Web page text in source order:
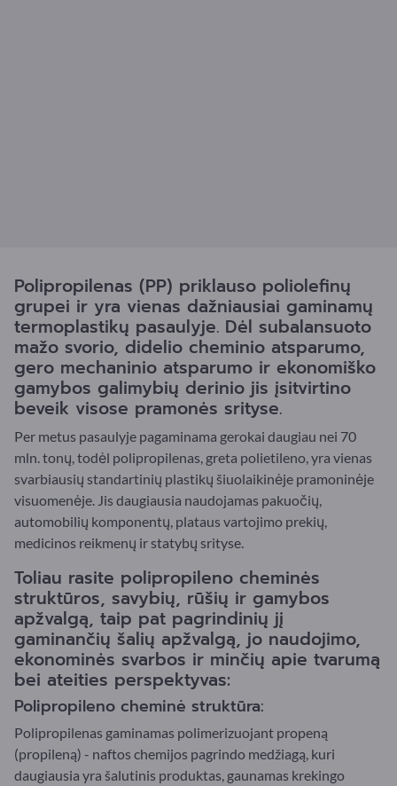
Polipropilenas (PP) priklauso poliolefinų
grupei ir yra vienas dažniausiai gaminamų
termoplastikų pasaulyje. Dėl subalansuoto
mažo svorio, didelio cheminio atsparumo,
gero mechaninio atsparumo ir ekonomiško
gamybos galimybių derinio jis įsitvirtino
beveik visose pramonės srityse.
Per metus pasaulyje pagaminama gerokai daugiau nei 70
mln. tonų, todėl polipropilenas, greta polietileno, yra vienas
svarbiausių standartinių plastikų šiuolaikinėje pramoninėje
visuomenėje. Jis daugiausia naudojamas pakuočių,
automobilių komponentų, plataus vartojimo prekių,
medicinos reikmenų ir statybų srityse.
Toliau rasite polipropileno cheminės
struktūros, savybių, rūšių ir gamybos
apžvalgą, taip pat pagrindinių jį
gaminančių šalių apžvalgą, jo naudojimo,
ekonominės svarbos ir minčių apie tvarumą
bei ateities perspektyvas:
Polipropileno cheminė struktūra:
Polipropilenas gaminamas polimerizuojant propeną
(propileną) - naftos chemijos pagrindo medžiagą, kuri
daugiausia yra šalutinis produktas, gaunamas krekingo